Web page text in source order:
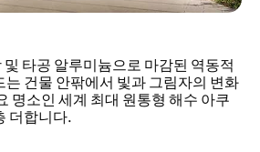
및 타공 알루미늄으로 마감된 역동적
는 건물 안팎에서 빛과 그림자의 변화
명소인 세계 최대 원통형 해수 아쿠
더합니다.